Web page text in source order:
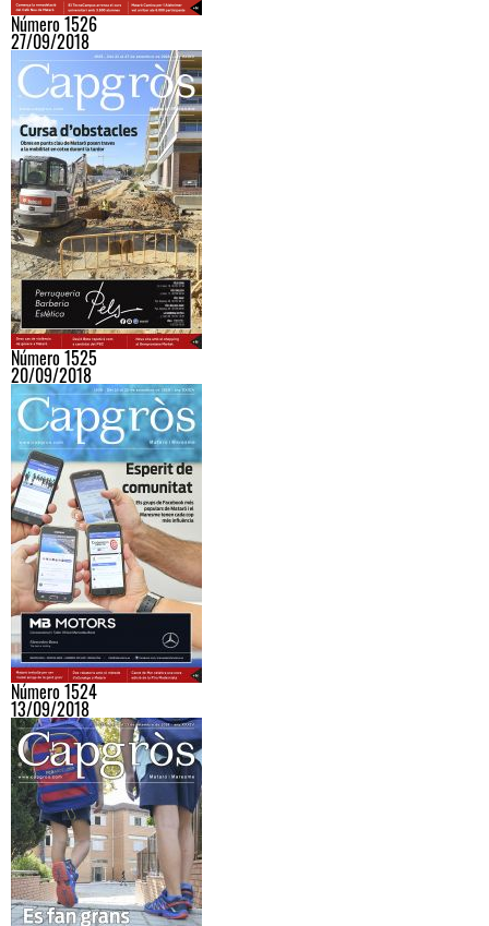
Número 1526
27/09/2018
Número 1525
20/09/2018
Número 1524
13/09/2018